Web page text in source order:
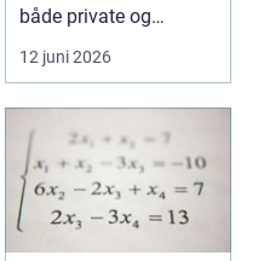
både private og
virksomheder, de...
12 juni 2026